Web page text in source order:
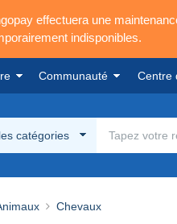
effectuera une
indisponibles.
Communauté Centre
catégories
Chevaux